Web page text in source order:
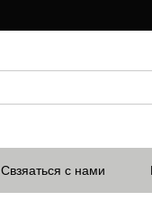
Свзяаться с нами